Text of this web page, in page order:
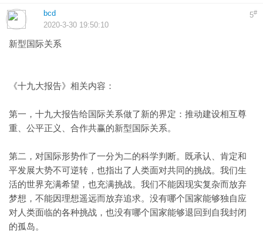
5#
bcd
2020-3-30 19:50:10
新型国际关系
《十九大报告》相关内容：
第一，十九大报告给国际关系做了新的界定：推动建设相互尊
重、公平正义、合作共赢的新型国际关系。
第二，对国际形势作了一分为二的科学判断。既承认、肯定和
平发展大势不可逆转，也指出了人类面对共同的挑战。我们生
活的世界充满希望，也充满挑战。我们不能因现实复杂而放弃
梦想，不能因理想遥远而放弃追求。没有哪个国家能够独自应
对人类面临的各种挑战，也没有哪个国家能够退回到自我封闭
的孤岛。